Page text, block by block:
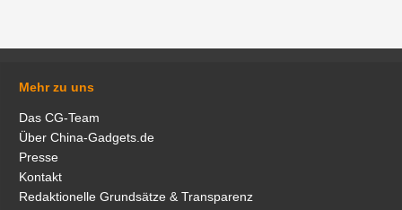
Mehr zu uns
Das CG-Team
Über China-Gadgets.de
Presse
Kontakt
Redaktionelle Grundsätze & Transparenz